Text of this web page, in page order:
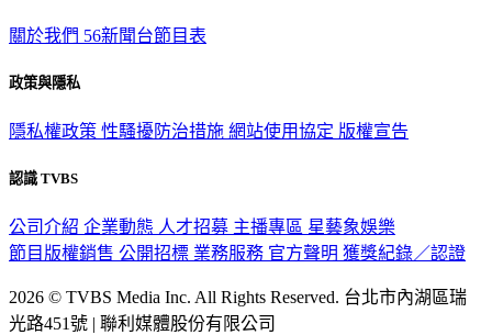
關於我們 56新聞台節目表
政策與隱私
隱私權政策 性騷擾防治措施 網站使用協定 版權宣告
認識 TVBS
公司介紹 企業動態 人才招募 主播專區 星藝象娛樂
節目版權銷售 公開招標 業務服務 官方聲明 獲獎紀錄／認證
2026 © TVBS Media Inc. All Rights Reserved. 台北市內湖區瑞
光路451號 | 聯利媒體股份有限公司